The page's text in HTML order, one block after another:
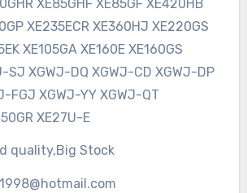
XE85GHF XE85GF XE420HB
XE235ECR XE360HJ XE220GS
XE105GA XE160E XE160GS
SJ XGWJ-DQ XGWJ-CD XGWJ-DP
FGJ XGWJ-YY XGWJ-QT
XE27U-E
quality,Big Stock